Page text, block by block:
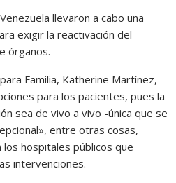
llevaron a cabo una
exigir la reactivación del
órganos.
Familia, Katherine Martínez,
para los pacientes, pues la
sea de vivo a vivo -única que se
entre otras cosas,
los hospitales públicos que
intervenciones.